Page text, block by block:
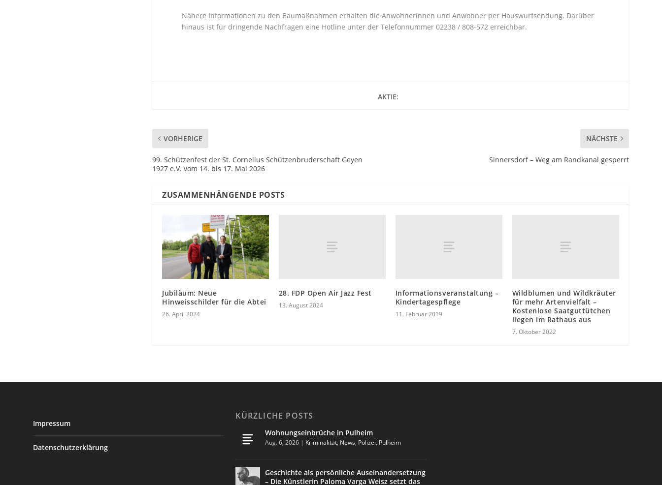
Nähere Informationen zu den Baumaßnahmen erhalten die Anwohnerinnen und Anwohner per Hauswurfsendung. Darüber
hinaus ist für dringende Nachfragen eine Hotline unter der Telefonnummer 02238 / 808-572 erreichbar.
AKTIE:
VORHERIGE
99. Schützenfest der St. Cornelius Schützenbruderschaft Geyen
1927 e.V. vom 14. bis 17. Mai 2026
NÄCHSTE
Sinnersdorf – Weg am Randkanal gesperrt
ZUSAMMENHÄNGENDE POSTS
Jubiläum: Neue
Hinweisschilder für die Abtei
26. April 2024
28. FDP Open Air Jazz Fest
13. August 2024
Informationsveranstaltung –
Kindertagespflege
11. Februar 2019
Wildblumen und Wildkräuter
für mehr Artenvielfalt –
Kostenlose Saatguttütchen
liegen im Rathaus aus
7. Oktober 2022
Impressum
Datenschutzerklärung
KÜRZLICHE POSTS
Wohnungseinbrüche in Pulheim
Aug. 6, 2026 | Kriminalität, News, Polizei, Pulheim
Geschichte als persönliche Auseinandersetzung
– Die Künstlerin Paloma Varga Weisz setzt das